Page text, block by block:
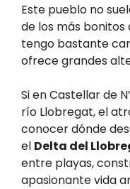
Este pueblo no
de los más bonitos
tengo bastante
ofrece grandes
Si en Castellar de
río Llobregat, el
conocer dónde
el Delta del
entre playas,
apasionante vida